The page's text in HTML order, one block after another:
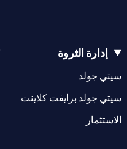
إدارة الثروة
سيتي جولد
سيتي جولد برايفت كلاينت
الاستثمار